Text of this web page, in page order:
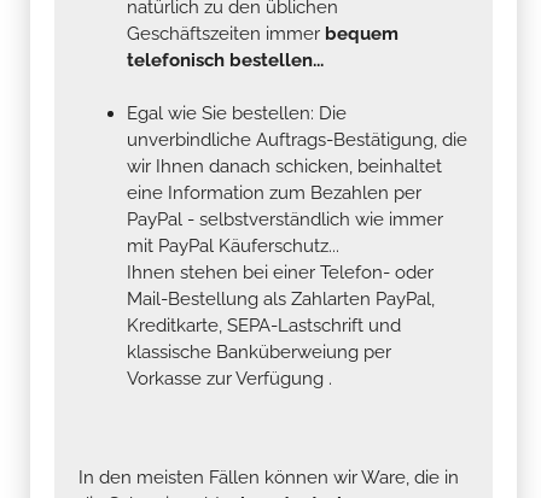
natürlich zu den üblichen
Geschäftszeiten immer bequem
telefonisch bestellen...
Egal wie Sie bestellen: Die
unverbindliche Auftrags-Bestätigung, die
wir Ihnen danach schicken, beinhaltet
eine Information zum Bezahlen per
PayPal - selbstverständlich wie immer
mit PayPal Käuferschutz...
Ihnen stehen bei einer Telefon- oder
Mail-Bestellung als Zahlarten PayPal,
Kreditkarte, SEPA-Lastschrift und
klassische Banküberweiung per
Vorkasse zur Verfügung .
In den meisten Fällen können wir Ware, die in